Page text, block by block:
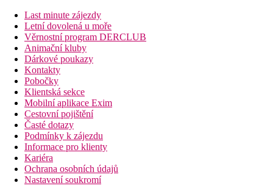
Last minute zájezdy
Letní dovolená u moře
Věrnostní program DERCLUB
Animační kluby
Dárkové poukazy
Kontakty
Pobočky
Klientská sekce
Mobilní aplikace Exim
Cestovní pojištění
Časté dotazy
Podmínky k zájezdu
Informace pro klienty
Kariéra
Ochrana osobních údajů
Nastavení soukromí